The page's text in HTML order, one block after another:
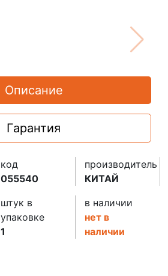
Описание
Гарантия
код
055540
производитель
КИТАЙ
штук в
упаковке
1
в наличии
нет в
наличии